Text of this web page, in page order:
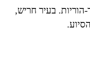
הוריות. בעיר חריש,